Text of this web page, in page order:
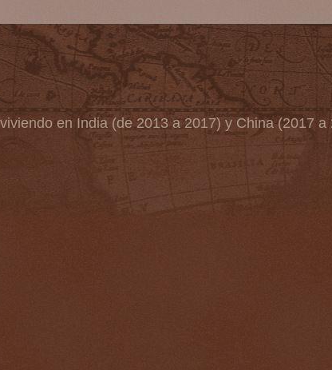
en India (de 2013 a 2017) y China (2017